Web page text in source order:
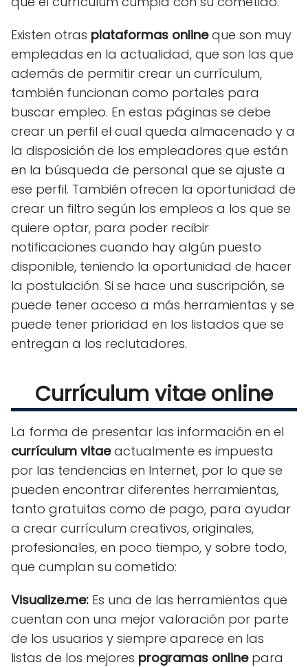
Existen otras plataformas onlineque son muy
empleadas en la actualidad, que son las que
además de permitir crear un currículum,
también funcionan como portales para
buscar empleo. En estas páginas se debe
crear un perfil el cual queda almacenado y a
la disposición de los empleadores que están
en la búsqueda de personal que se ajuste a
ese perfil. También ofrecen la oportunidad de
crear un filtro según los empleos a los que se
quiere optar, para poder recibir
notificaciones cuando hay algún puesto
disponible, teniendo la oportunidad de hacer
la postulación. Si se hace una suscripción, se
puede tener acceso a más herramientas y se
puede tener prioridad en los listados que se
entregan a los reclutadores.
Currículum vitae online
La forma de presentar las información en el
currículum vitaeactualmente es impuesta
por las tendencias en Internet, por lo que se
pueden encontrar diferentes herramientas,
tanto gratuitas como de pago, para ayudar
a crear currículum creativos, originales,
profesionales, en poco tiempo, y sobre todo,
que cumplan su cometido:
Visualize.me: Es una de las herramientas que
cuentan con una mejor valoración por parte
de los usuarios y siempre aparece en las
listas de los mejores programas onlinepara